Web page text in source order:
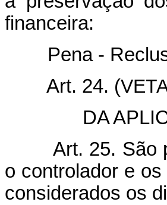
financeira:
Pena -
Art. 24. (
DA
Art. 25. São
o controlador e
considerados os